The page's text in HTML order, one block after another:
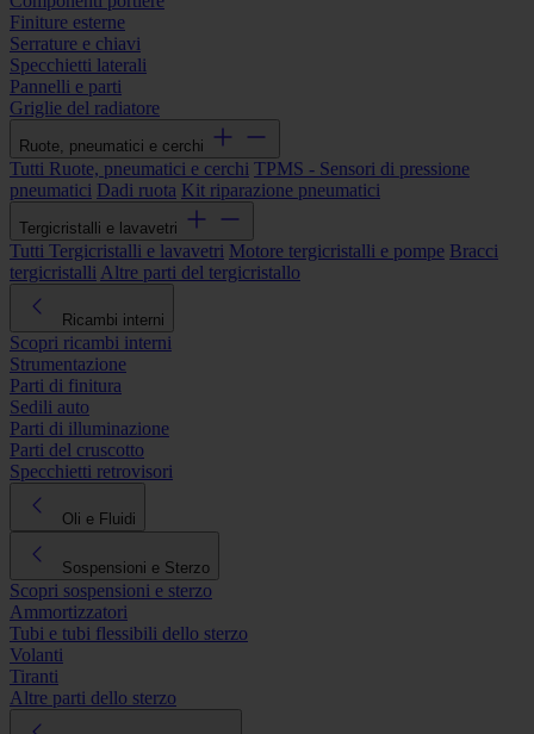
Finiture esterne
Serrature e chiavi
Specchietti laterali
Pannelli e parti
Griglie del radiatore
Ruote, pneumatici e cerchi
Tutti Ruote, pneumatici e cerchi TPMS - Sensori di pressione
pneumatici Dadi ruota Kit riparazione pneumatici
Tergicristalli e lavavetri
Tutti Tergicristalli e lavavetri Motore tergicristalli e pompe Bracci
tergicristalli Altre parti del tergicristallo
Ricambi interni
Scopri ricambi interni
Strumentazione
Parti di finitura
Sedili auto
Parti di illuminazione
Parti del cruscotto
Specchietti retrovisori
Oli e Fluidi
Sospensioni e Sterzo
Scopri sospensioni e sterzo
Ammortizzatori
Tubi e tubi flessibili dello sterzo
Volanti
Tiranti
Altre parti dello sterzo